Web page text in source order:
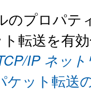
のプロパテ
転送を有
IP ネッ
ケット転送